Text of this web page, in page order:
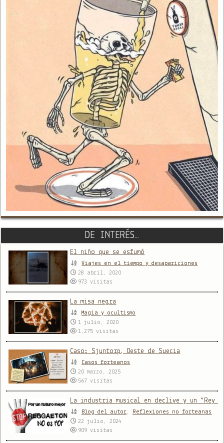
DE INTERÉS…
El niño que se esfumó
Viajes en el tiempo y desapariciones
28 abril, 2020
973visitas
La misa negra
Magia y ocultismo
1 julio, 2020
1,275visitas
Caso: Sjuntorp, Oeste de Suecia
Casos forteanos
20 marzo, 2025
567visitas
La industria musical en declive y un “Rey
Blog del autor,
Reflexiones no forteanas
22 julio, 2024
909visitas